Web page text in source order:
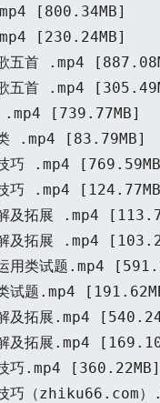
[800.34MB]
[230.24MB]
歌五首 .mp4
歌五首 .mp4
.mp4 [739.77MB]
类 .mp4 [83.79MB]
技巧 .mp4
技巧 .mp4
解及拓展 .mp4
解及拓展 .mp4
用类试题.mp4
类试题.mp4
及拓展.mp4
及拓展.mp4
技巧.mp4 [360.22MB]
技巧（zhiku66.com